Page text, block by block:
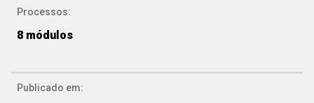
Processos:
8 módulos
Publicado em: